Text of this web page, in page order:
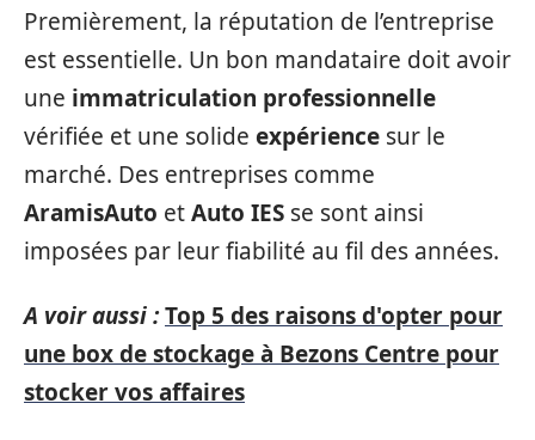
Premièrement, la réputation de l’entreprise
est essentielle. Un bon mandataire doit avoir
une immatriculation professionnelle
vérifiée et une solide expérience sur le
marché. Des entreprises comme
AramisAuto etAuto IES se sont ainsi
imposées par leur fiabilité au fil des années.
A voir aussi :Top 5 des raisons d'opter pour
une box de stockage à Bezons Centre pour
stocker vos affaires